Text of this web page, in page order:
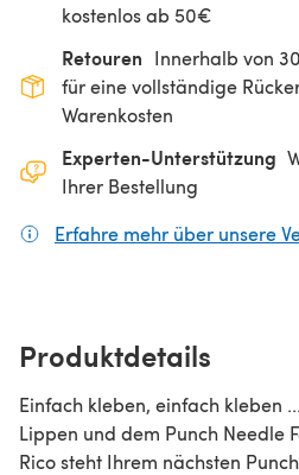
kostenlos ab 50€
Retouren Innerhalb von
für eine vollständige
Warenkosten
Experten-Unterstützung
Ihrer Bestellung
Erfahre mehr über unsere
Produktdetails
Einfach kleben, einfach kleben
Lippen und dem Punch Needle
Rico steht Ihrem nächsten